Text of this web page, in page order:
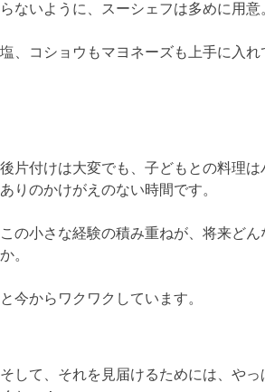
らないように、スーシェフは多めに用意
塩、コショウもマヨネーズも上手に入れ
後片付けは大変でも、子どもとの料理
ありのかけがえのない時間です。
この小さな経験の積み重ねが、将来どん
か。
と今からワクワクしています。
そして、それを見届けるためには、や